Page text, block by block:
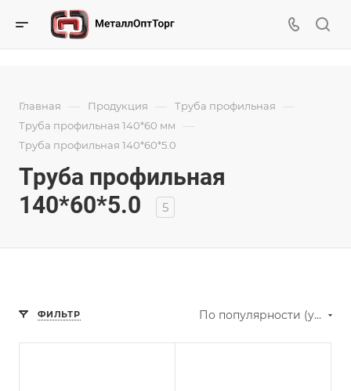
Главная — Продукция — Труба профильная —
Труба профильная 140*60 мм —
Труба профильная 140*60*5.0
Труба профильная
140*60*5.0
5
ФИЛЬТР По популярности (убывание)